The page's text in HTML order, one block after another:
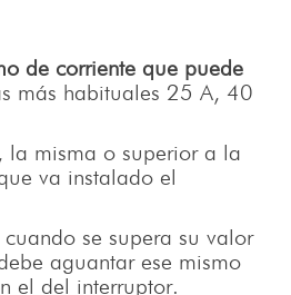
de corriente que puede
más habituales 25 A, 40
la misma o superior a la
va instalado el
se supera su valor
aguantar ese mismo
el del interruptor.